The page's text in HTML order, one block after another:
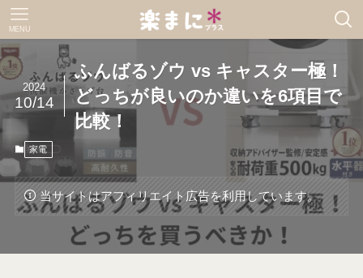
MENU
ふんばるゾウ vs​​ キャスター極！
どっちが良いのか違いを6項目で
比較！
2024
10/14
家電
当サイトはアフィリエイト広告を利用しています。